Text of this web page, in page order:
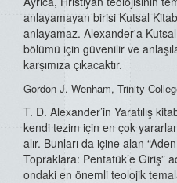
anlayamayan birisi Kutsal
anlayamaz. Alexander'a
bölümü için güvenilir ve
karşımıza çıkacaktır.
Gordon J. Wenham, Trinity
T. D. Alexander’in Yaratılış
kendi tezim için en çok
alır. Bunları da içine alan
Topraklara: Pentatük’e Giriş”
ondaki en önemli teolojik